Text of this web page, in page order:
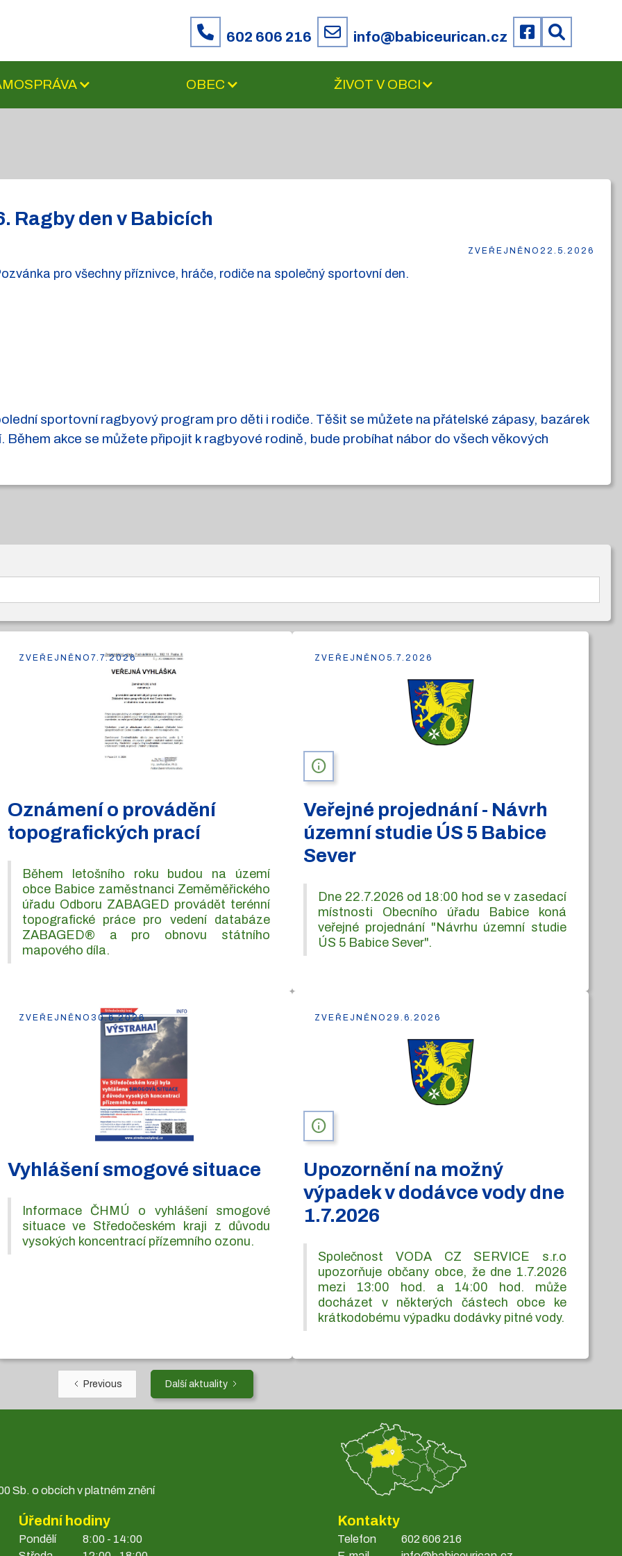
602 606 216 info@babiceurican.cz
OBEC ŽIVOT V OBCI
Ragby den v Babicích
ZVEŘEJNĚNO 22.5.2026
pro všechny příznivce, hráče, rodiče na společný sportovní den.
sportovní ragbyový program pro děti i rodiče. Těšit se můžete na přátelské zápasy, bazárek
Během akce se můžete připojit k ragbyové rodině, bude probíhat nábor do všech věkových
Oznámení o provádění
topografických prací
Během letošního roku budou na území
obce Babice zaměstnanci Zeměměřického
úřadu Odboru ZABAGED provádět terénní
topografické práce pro vedení databáze
ZABAGED® a pro obnovu státního
mapového díla.
ZVEŘEJNĚNO 7.7.2026
info
Veřejné projednání - Návrh
územní studie ÚS 5 Babice
Sever
Dne 22.7.2026 od 18:00 hod se v zasedací
místnosti Obecního úřadu Babice koná
veřejné projednání "Návrhu územní studie
ÚS 5 Babice Sever".
ZVEŘEJNĚNO 5.7.2026
Vyhlášení smogové situace
Informace ČHMÚ o vyhlášení smogové
situace ve Středočeském kraji z důvodu
vysokých koncentrací přízemního ozonu.
ZVEŘEJNĚNO 30.6.2026
info
Upozornění na možný
výpadek v dodávce vody dne
1.7.2026
Společnost VODA CZ SERVICE s.r.o
upozorňuje občany obce, že dne 1.7.2026
mezi 13:00 hod. a 14:00 hod. může
docházet v některých částech obce ke
krátkodobému výpadku dodávky pitné vody.
ZVEŘEJNĚNO29.6.2026
Previous Další aktuality
Sb. o obcích v platném znění
Úřední hodiny
Pondělí
8:00 - 14:00
Kontakty
Telefon
602 606 216